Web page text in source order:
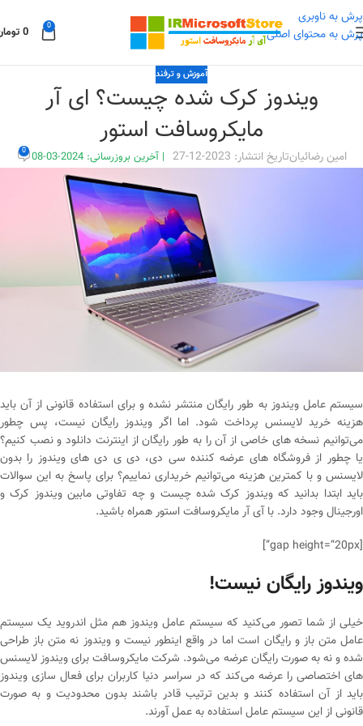
پرش به ناوبری
پرش به محتوای اصلی
0
0
آموزش و ترفند
ویندوز کرک شده چیست؟ ای آر
مایکروسافت استور
امین رضائیانتاریخ انتشار: 2023-12-27 |آخرین بروزرسانی: 2024-03-08 0
سیستم عامل ویندوز به طور رایگان منتشر نشده و برای استفاده قانونی از آن باید
هزینه خرید لایسنس پرداخت شود. اما اگر ویندوز رایگان نیست، پس چطور
می‌توانیم نسخه های خاصی از آن را به طور رایگان از اینترنت دانلود و نصب کنیم؟
یا چطور از فروشگاه های عرضه کننده سی دی، دی ی دی های ویندوز را بدون
لایسنس و با کمترین هزینه می‌توانیم خریداری نماییم؟ برای پاسخ به این سوالات
باید ابتدا بدانید که ویندوز کرک شده چیست و چه تفاوتی مابین ویندوز کرک و
اورجینال وجود دارد. با آی آر مایکروسافت استور همراه باشید.
[gap height=”20px”]
ویندوز رایگان نیست!
خیلی از شما تصور می‌کنید که سیستم عامل ویندوز هم مثل اندروید یک سیستم
عامل متن باز و رایگان است اما در واقع اینطور نیست و ویندوز نه متن باز طراحی
شده و نه به صورت رایگان عرضه می‌شود. شرکت مایکروسافت برای ویندوز لایسنس
های اختصاصی را عرضه می‌کند که در سراسر دنیا کاربران برای فعال سازی ویندوز
باید از آن استفاده کنند و بدین ترتیب قادر باشند بدون محدودیت و به صورت
قانونی از این سیستم عامل استفاده به عمل آورند.